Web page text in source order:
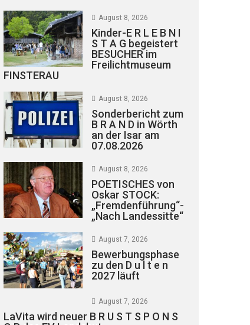
August 8, 2026
Kinder-E R L E B N I
S T A G begeistert
BESUCHER im
Freilichtmuseum
FINSTERAU
August 8, 2026
Sonderbericht zum
B R A N D in Wörth
an der Isar am
07.08.2026
August 8, 2026
POETISCHES von
Oskar STOCK:
„Fremdenführung“-
„Nach Landessitte“
August 7, 2026
Bewerbungsphase
zu den D u l t e n
2027 läuft
August 7, 2026
LaVita wird neuer B R U S T S P O N S